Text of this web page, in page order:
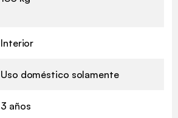
Interior
Uso doméstico solamente
3 años